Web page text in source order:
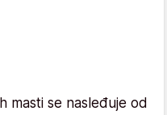
masti se nasleđuje od